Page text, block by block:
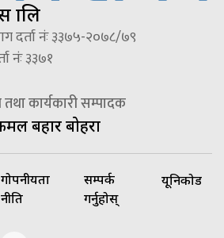
दर्ता नंः ३३७५-२०७८/७९
नंः ३३७१
तथा कार्यकारी सम्पादक
बहादुर बोहरा
गोपनीयता
नीति
सम्पर्क
गर्नुहोस्
यूनिकोड